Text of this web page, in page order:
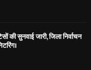
सुनवाई जारी, जिला निर्वाचन